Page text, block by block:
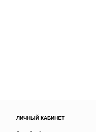
ЛИЧНЫЙ КАБИНЕТ